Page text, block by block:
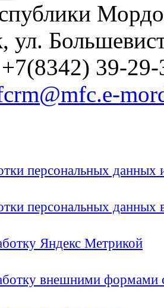
ул.
39-29-
персональных
персональных
Яндекс Метрикой
внешними формами